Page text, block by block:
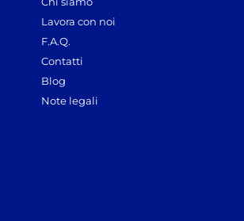
Lavora con noi
F.A.Q.
Contatti
Blog
Note legali